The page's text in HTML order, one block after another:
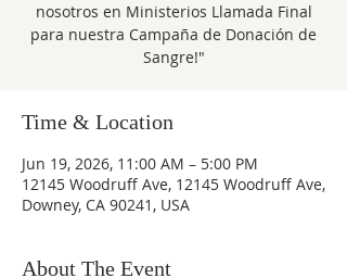
nosotros en Ministerios Llamada Final
para nuestra Campaña de Donación de
Sangre!"
Time & Location
Jun 19, 2026, 11:00 AM – 5:00 PM
12145 Woodruff Ave, 12145 Woodruff Ave,
Downey, CA 90241, USA
About The Event